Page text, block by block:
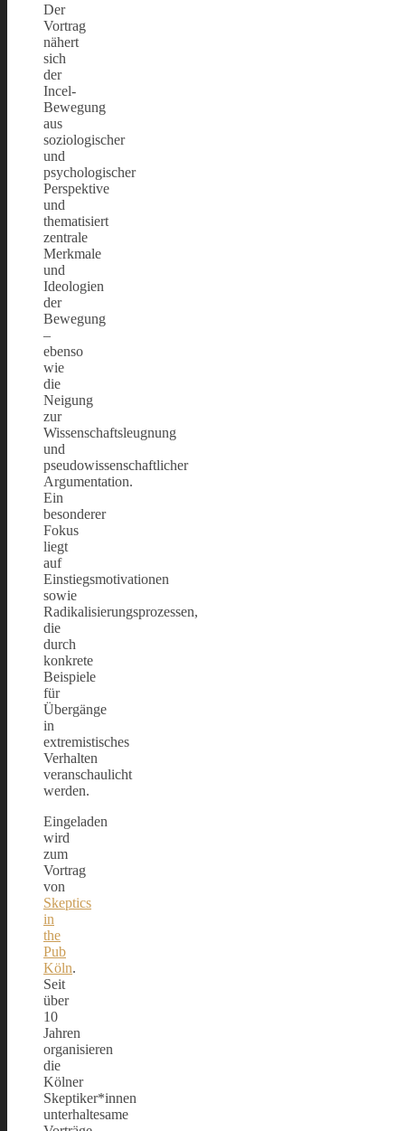
Der
Vortrag
nähert
sich
der
Incel-
Bewegung
aus
soziologischer
und
psychologischer
Perspektive
und
thematisiert
zentrale
Merkmale
und
Ideologien
der
Bewegung
–
ebenso
wie
die
Neigung
zur
Wissenschaftsleugnung
und
pseudowissenschaftlicher
Argumentation.
Ein
besonderer
Fokus
liegt
auf
Einstiegsmotivationen
sowie
Radikalisierungsprozessen,
die
durch
konkrete
Beispiele
für
Übergänge
in
extremistisches
Verhalten
veranschaulicht
werden.
Eingeladen
wird
zum
Vortrag
von
Skeptics
in
the
Pub
Köln.
Seit
über
10
Jahren
organisieren
die
Kölner
Skeptiker*innen
unterhaltesame